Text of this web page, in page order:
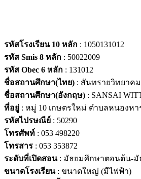
รหัสโรงเรียน 10 หลัก : 1050131012
รหัส Smis 8 หลัก : 50022009
รหัส Obec 6 หลัก : 131012
ชื่อสถานศึกษา(ไทย) : สันทรายวิทยาคม
ชื่อสถานศึกษา(อังกฤษ) : SANSAI
ที่อยู่ : หมู่ 10 เกษตรใหม่ ตำบลหนองห
รหัสไปรษณีย์ : 50290
โทรศัพท์ : 053 498220
โทรสาร : 053 353872
ระดับที่เปิดสอน: มัธยมศึกษาตอนต้น-มั
ขนาดโรงเรียน: ขนาดใหญ่ (มีไฟฟ้า)